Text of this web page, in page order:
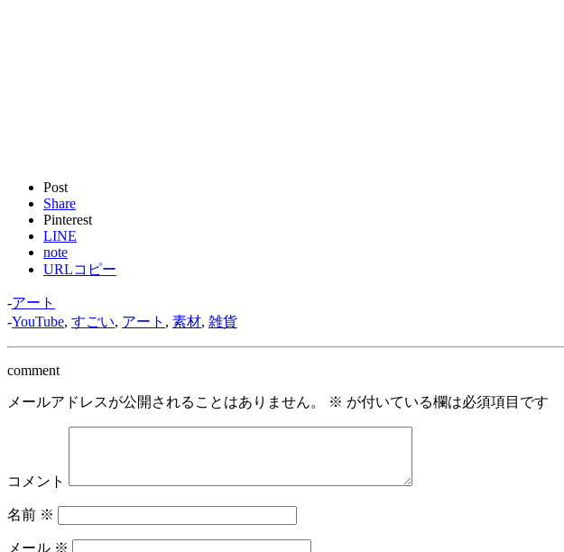
Post
Share
Pinterest
LINE
note
URLコピー
-アート
-YouTube, すごい, アート , 素材, 雑貨
comment
メールアドレスが公開されることはありません。 ※ が付いている欄は必須項目です
コメント
名前 ※
メール ※